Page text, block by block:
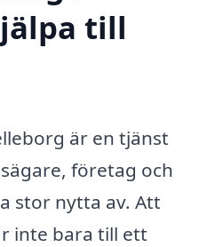
till
är en tjänst
företag och
stor nytta av. Att
inte bara till ett